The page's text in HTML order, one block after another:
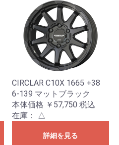
CIRCLAR C10X 1665 +38
6-139 マットブラック
本体価格 ￥57,750 税込
在庫：
△
詳細を見る